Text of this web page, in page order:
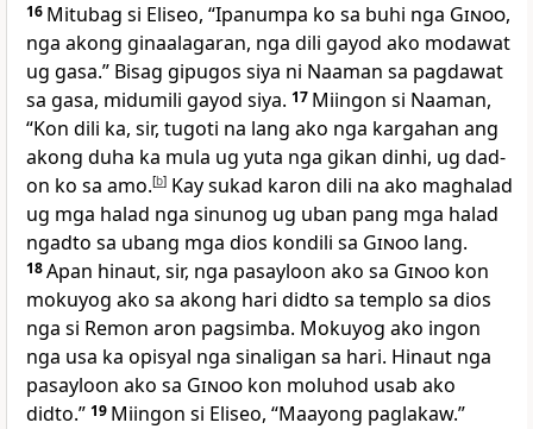
16 Mitubag si Eliseo, “Ipanumpa ko sa buhi nga Ginoo,
nga akong ginaalagaran, nga dili gayod ako modawat
ug gasa.” Bisag gipugos siya ni Naaman sa pagdawat
sa gasa, midumili gayod siya. 17 Miingon si Naaman,
“Kon dili ka, sir, tugoti na lang ako nga kargahan ang
akong duha ka mula ug yuta nga gikan dinhi, ug dad-
on ko sa amo.[b] Kay sukad karon dili na ako maghalad
ug mga halad nga sinunog ug uban pang mga halad
ngadto sa ubang mga dios kondili sa Ginoo lang.
18Apan hinaut, sir, nga pasayloon ako sa Ginoo kon
mokuyog ako sa akong hari didto sa templo sa dios
nga si Remon aron pagsimba. Mokuyog ako ingon
nga usa ka opisyal nga sinaligan sa hari. Hinaut nga
pasayloon ako sa Ginoo kon moluhod usab ako
didto.” 19 Miingon si Eliseo, “Maayong paglakaw.”